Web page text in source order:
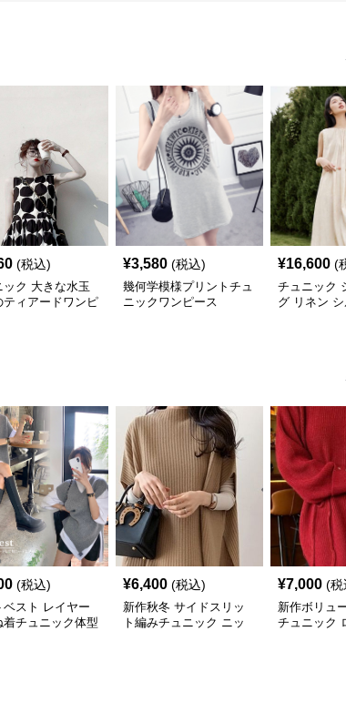
(税込)
ック 大きな水玉
ティアードワンピ
¥3,580 (税込)
幾何学模様プリントチュ
ニックワンピース
¥16,600 (
チュニック
グ リネン
(税込)
ベスト レイヤー
着チュニック体型
¥6,400 (税込)
新作秋冬 サイドスリッ
ト編みチュニック ニッ
¥7,000 (税
新作ボリュ
チュニック